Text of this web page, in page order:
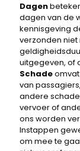
Dagen
dagen van de
kennisgeving
verzonden
uitgegeven, of
Schade
van
andere
vervoer of
ons worden
Instappen
om mee te